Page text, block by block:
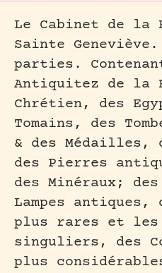
Le Cabinet de la
Sainte
parties.
Antiquitez de la
Chrétien, des
Tomains, des
& des Médailles,
des Pierres
des Minéraux;
Lampes antiques,
plus rares et les
singuliers, des
plus